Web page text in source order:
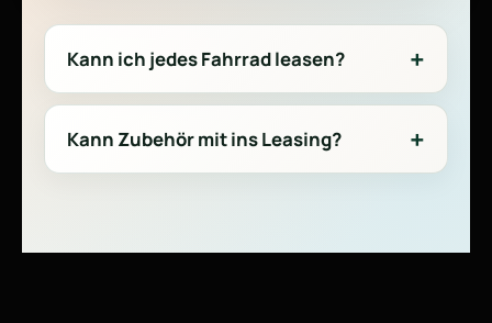
Kann ich jedes Fahrrad leasen?
Kann Zubehör mit ins Leasing?